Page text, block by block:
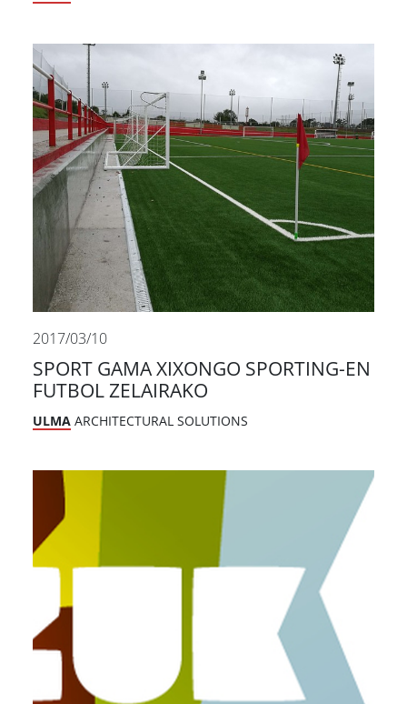
2017/03/10
SPORT GAMA XIXONGO SPORTING-EN
FUTBOL ZELAIRAKO
ULMA ARCHITECTURAL SOLUTIONS